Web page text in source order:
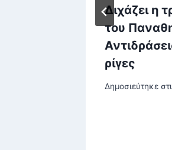
Διχάζει η
του
ρίγες
Δημοσιεύτηκε